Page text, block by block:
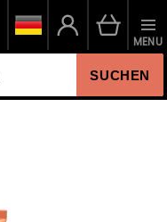
SUCHEN
MENU